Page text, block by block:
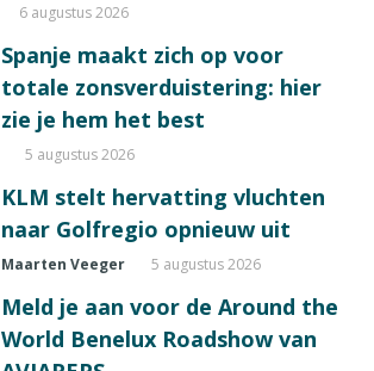
6 augustus 2026
Spanje maakt zich op voor
totale zonsverduistering: hier
zie je hem het best
5 augustus 2026
KLM stelt hervatting vluchten
naar Golfregio opnieuw uit
Maarten Veeger 5 augustus 2026
Meld je aan voor de Around the
World Benelux Roadshow van